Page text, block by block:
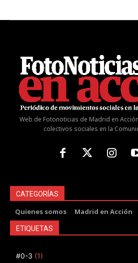
Web de Fotonoticias de Madrid en
colectivos sociales en la
CATEGORÍAS
Quienes somos Madrid en Acción
ETIQUETAS
#0-3 (1)